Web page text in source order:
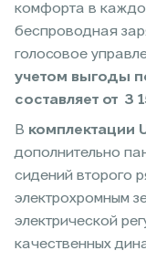
комфорта в
беспроводная
голосовое
учетом выгоды
составляет от 3
В комплектации
дополнительно
сидений второго
электрохромным
электрической
качественных